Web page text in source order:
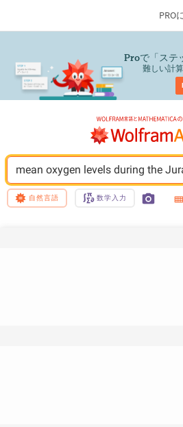
PRO
Proで「ステ
難しい計
mean oxygen levels during the
自然言語 数学入力